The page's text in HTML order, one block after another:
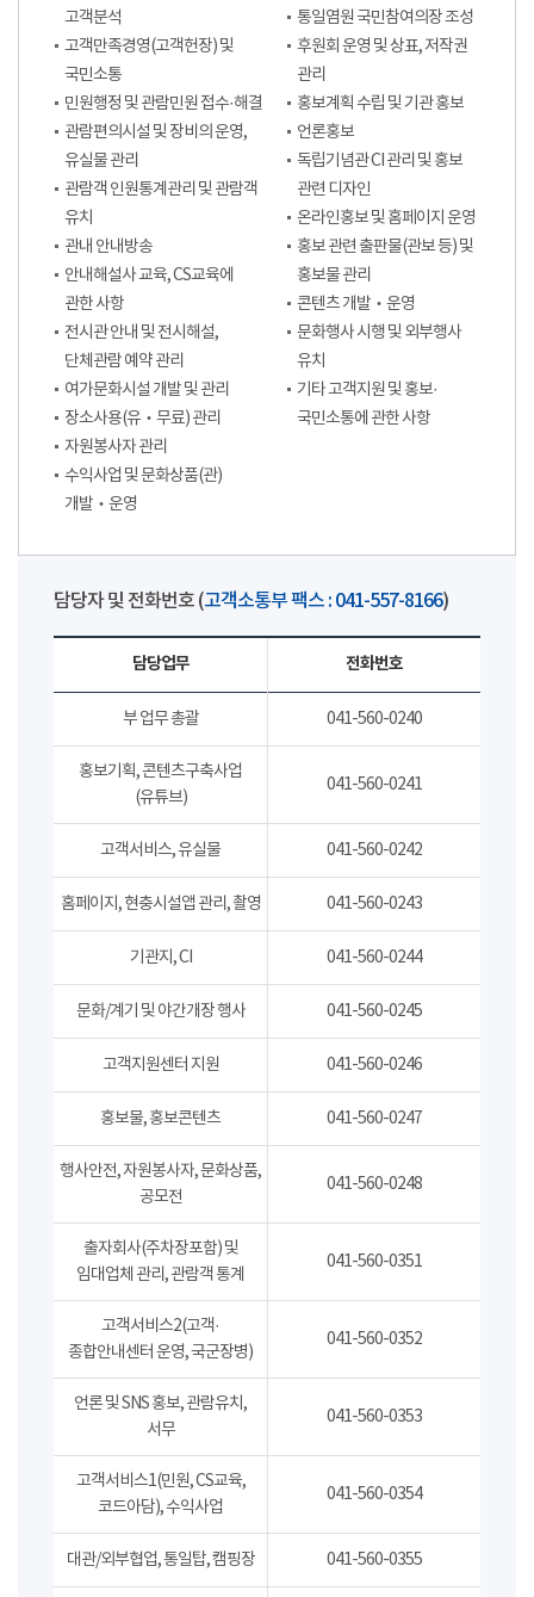
고객분석
고객만족경영(고객헌장) 및
국민소통
민원행정 및 관람민원 접수·해결
관람편의시설 및 장비의 운영,
유실물 관리
관람객 인원통계관리 및 관람객
유치
관내 안내방송
안내해설사 교육, CS교육에
관한 사항
전시관 안내 및 전시해설,
단체관람 예약 관리
여가문화시설 개발 및 관리
장소사용(유‧무료) 관리
자원봉사자 관리
수익사업 및 문화상품(관)
개발‧운영
통일염원 국민참여의장 조성
후원회 운영 및 상표, 저작권
관리
홍보계획 수립 및 기관 홍보
언론홍보
독립기념관 CI 관리 및 홍보
관련 디자인
온라인홍보 및 홈페이지 운영
홍보 관련 출판물(관보 등) 및
홍보물 관리
콘텐츠 개발‧운영
문화행사 시행 및 외부행사
유치
기타 고객지원 및 홍보·
국민소통에 관한 사항
담당자 및 전화번호 (고객소통부 팩스 : 041-557-8166)
담당업무 전화번호
부 업무 총괄 041-560-0240
홍보기획, 콘텐츠구축사업
(유튜브)
041-560-0241
고객서비스, 유실물 041-560-0242
홈페이지, 현충시설앱 관리, 촬영 041-560-0243
기관지, CI 041-560-0244
문화/계기 및 야간개장 행사 041-560-0245
고객지원센터 지원 041-560-0246
홍보물, 홍보콘텐츠 041-560-0247
행사안전, 자원봉사자, 문화상품,
공모전
041-560-0248
출자회사(주차장포함) 및
임대업체 관리, 관람객 통계
041-560-0351
고객서비스2(고객·
종합안내센터 운영, 국군장병)
041-560-0352
언론 및 SNS 홍보, 관람유치,
서무
041-560-0353
고객서비스1(민원, CS교육,
코드아담), 수익사업
041-560-0354
대관/외부협업, 통일탑, 캠핑장 041-560-0355